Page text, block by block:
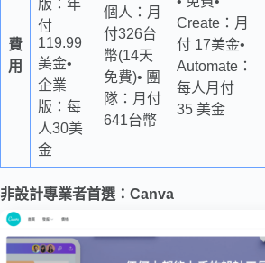
費
用
版：年
付
119.99
美金•
企業
版：每
人30美
金
個人：月
付326台
幣(14天
免費)• 團
隊：月付
641台幣
Create：月
付 17美金•
Automate：
每人月付
35 美金
非設計專業者首選： Canva